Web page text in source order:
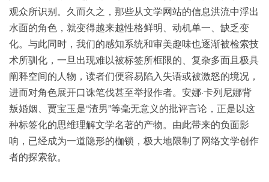
观众所识别。久而久之，那些从文学网站的信息洪流中浮出
水面的角色，就变得越来越性格鲜明、动机单一、缺乏变
化。与此同时，我们的感知系统和审美趣味也逐渐被检索技
术所驯化，一旦出现难以被标签所框限的、复杂多面且极具
阐释空间的人物，读者们便容易陷入失语或被激怒的境况，
进而对角色展开口诛笔伐甚至举报作者。安娜·卡列尼娜背
叛婚姻、贾宝玉是“渣男”等毫无意义的批评言论，正是以这
种标签化的思维理解文学名著的产物。由此带来的负面影
响，已经成为一道隐形的枷锁，极大地限制了网络文学创作
者的探索欲。